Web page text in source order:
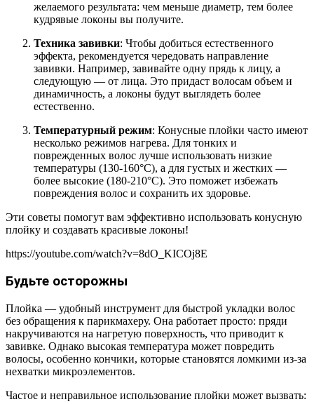
желаемого результата: чем меньше диаметр, тем более
кудрявые локоны вы получите.
Техника завивки: Чтобы добиться естественного
эффекта, рекомендуется чередовать направление
завивки. Например, завивайте одну прядь к лицу, а
следующую — от лица. Это придаст волосам объем и
динамичность, а локоны будут выглядеть более
естественно.
Температурный режим: Конусные плойки часто имеют
несколько режимов нагрева. Для тонких и
поврежденных волос лучше использовать низкие
температуры (130-160°C), а для густых и жестких —
более высокие (180-210°C). Это поможет избежать
повреждения волос и сохранить их здоровье.
Эти советы помогут вам эффективно использовать конусную
плойку и создавать красивые локоны!
https://youtube.com/watch?v=8dO_KICOj8E
Будьте осторожны
Плойка — удобный инструмент для быстрой укладки волос
без обращения к парикмахеру. Она работает просто: пряди
накручиваются на нагретую поверхность, что приводит к
завивке. Однако высокая температура может повредить
волосы, особенно кончики, которые становятся ломкими из-за
нехватки микроэлементов.
Частое и неправильное использование плойки может вызвать: